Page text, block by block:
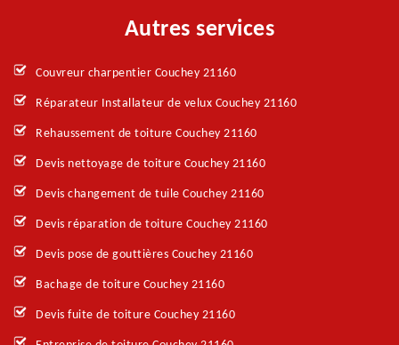
Autres services
Couvreur charpentier Couchey 21160
Réparateur Installateur de velux Couchey 21160
Rehaussement de toiture Couchey 21160
Devis nettoyage de toiture Couchey 21160
Devis changement de tuile Couchey 21160
Devis réparation de toiture Couchey 21160
Devis pose de gouttières Couchey 21160
Bachage de toiture Couchey 21160
Devis fuite de toiture Couchey 21160